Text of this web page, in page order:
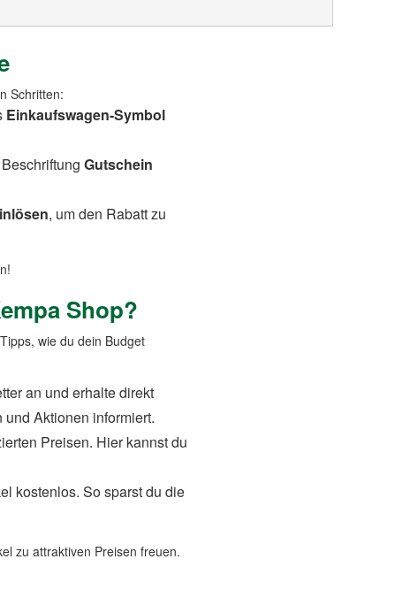
Schritten:
Einkaufswagen-Symbol
Gutschein
, um den Rabatt zu
Shop?
wie du dein Budget
an und erhalte direkt
Aktionen informiert.
Preisen. Hier kannst du
kostenlos. So sparst du die
zu attraktiven Preisen freuen.